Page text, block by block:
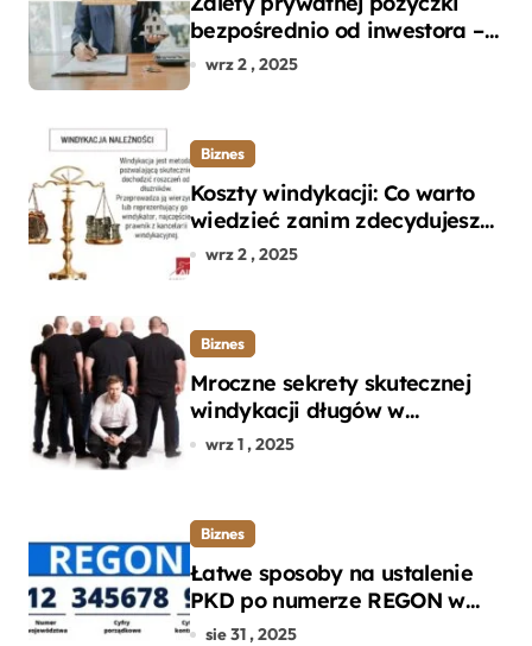
bezpośrednio od inwestora –
dlaczego warto?
wrz 2 , 2025
Biznes
Koszty windykacji: Co warto
wiedzieć zanim zdecydujesz
się na odzyskanie długu?
wrz 2 , 2025
Biznes
Mroczne sekrety skutecznej
windykacji długów w
departamencie windykacji
wrz 1 , 2025
Biznes
Łatwe sposoby na ustalenie
PKD po numerze REGON w
kilku prostych krokach
sie 31 , 2025